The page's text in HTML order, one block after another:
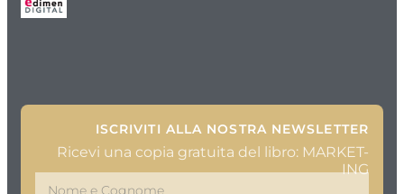
ISCRIVITI ALLA NOSTRA NEWSLETTER
Ricevi una copia gratuita del libro: MARKET-
ING